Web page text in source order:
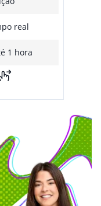
real
1 hora